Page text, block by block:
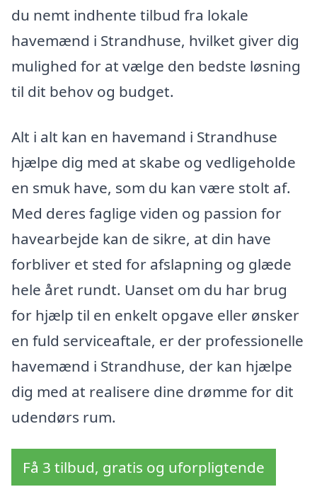
du nemt indhente tilbud fra lokale
havemænd i Strandhuse, hvilket giver dig
mulighed for at vælge den bedste løsning
til dit behov og budget.
Alt i alt kan en havemand i Strandhuse
hjælpe dig med at skabe og vedligeholde
en smuk have, som du kan være stolt af.
Med deres faglige viden og passion for
havearbejde kan de sikre, at din have
forbliver et sted for afslapning og glæde
hele året rundt. Uanset om du har brug
for hjælp til en enkelt opgave eller ønsker
en fuld serviceaftale, er der professionelle
havemænd i Strandhuse, der kan hjælpe
dig med at realisere dine drømme for dit
udendørs rum.
Få 3 tilbud, gratis og uforpligtende